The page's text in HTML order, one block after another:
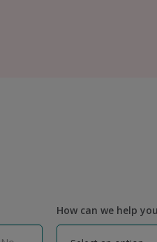
How can we help